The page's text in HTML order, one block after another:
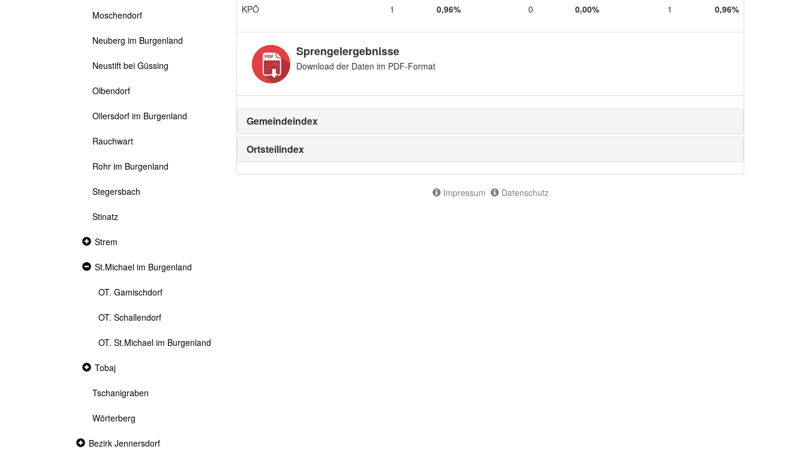
Moschendorf
Neuberg im Burgenland
Neustift bei Güssing
Olbendorf
Ollersdorf im Burgenland
Rauchwart
Rohr im Burgenland
Stegersbach
Stinatz
Collapsed
Strem
Expanded
St.Michael im Burgenland
OT. Gamischdorf
OT. Schallendorf
OT. St.Michael im Burgenland
Collapsed
section
Tobaj
Tschanigraben
Wörterberg
Collapsed
Bezirk Jennersdorf
KPÖ
1 0,96% 0 0,00% 1 0,96%
Sprengelergebnisse
Download der Daten im PDF-Format
Gemeindeindex
Ortsteilindex
Impressum Datenschutz